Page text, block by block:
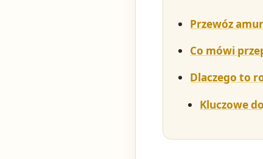
Przewóz
Co mówi
Dlaczego to
Kluczowe